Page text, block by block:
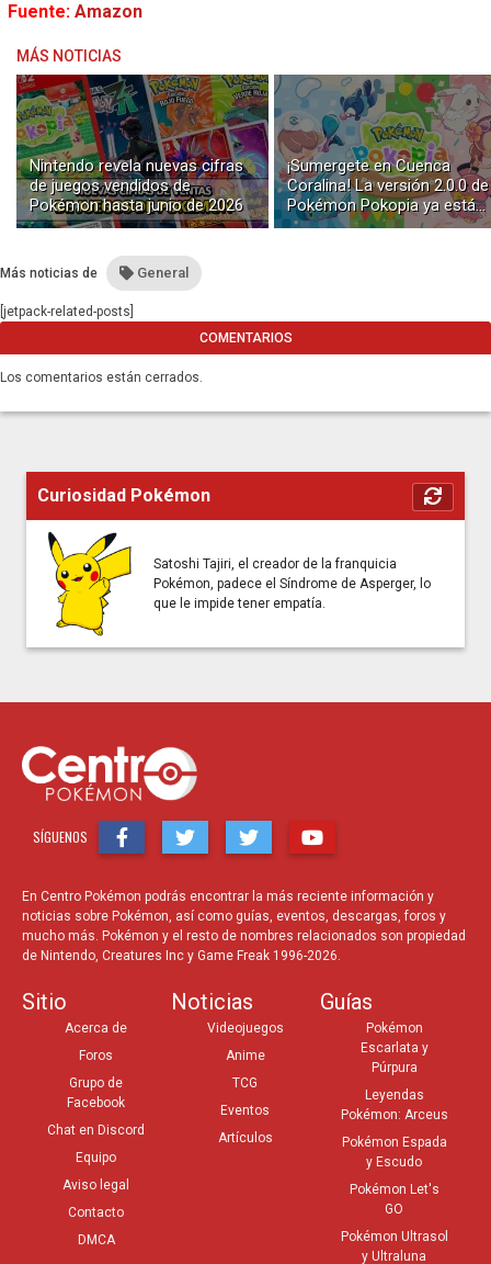
Fuente: Amazon
MÁS NOTICIAS
Nintendo revela nuevas cifras
de juegos vendidos de
Pokémon hasta junio de 2026
¡Sumergete en Cuenca
Coralina! La versión 2.0.0 de
Pokémon Pokopia ya está
disponible con buceo y
Más noticias de General
[jetpack-related-posts]
COMENTARIOS
Los comentarios están cerrados.
Curiosidad Pokémon
Satoshi Tajiri, el creador de la franquicia
Pokémon, padece el Síndrome de Asperger, lo
que le impide tener empatía.
SÍGUENOS
En Centro Pokémon podrás encontrar la más reciente información y
noticias sobre Pokémon, así como guías, eventos, descargas, foros y
mucho más. Pokémon y el resto de nombres relacionados son propiedad
de Nintendo, Creatures Inc y Game Freak 1996-2026.
Sitio
Acerca de
Foros
Grupo de
Facebook
Chat en Discord
Equipo
Aviso legal
Contacto
DMCA
Noticias
Videojuegos
Anime
TCG
Eventos
Artículos
Guías
Pokémon
Escarlata y
Púrpura
Leyendas
Pokémon: Arceus
Pokémon Espada
y Escudo
Pokémon Let's
GO
Pokémon Ultrasol
y Ultraluna